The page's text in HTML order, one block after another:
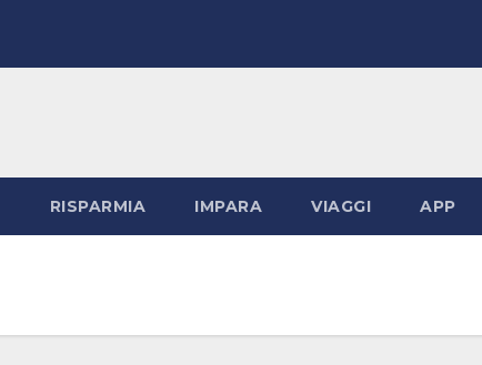
RISPARMIA IMPARA VIAGGI APP